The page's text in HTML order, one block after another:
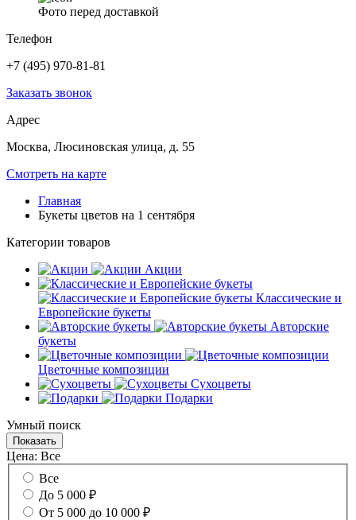
Фото перед доставкой
Телефон
+7 (495) 970-81-81
Заказать звонок
Адрес
Москва, Люсиновская улица, д. 55
Смотреть на карте
Главная
Букеты цветов на 1 сентября
Категории товаров
Акции
Классические и
Европейские букеты
Авторские
букеты
Цветочные композиции
Сухоцветы
Подарки
Умный поиск
Цена: Все
Все
До 5 000 ₽
От 5 000 до 10 000 ₽